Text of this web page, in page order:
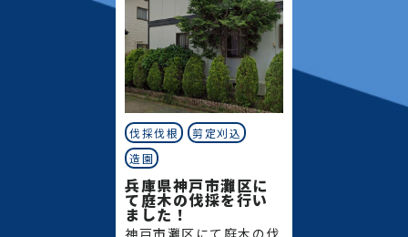
伐採伐根
剪定刈込
造園
兵庫県神戸市灘区に
て庭木の伐採を行い
ました！